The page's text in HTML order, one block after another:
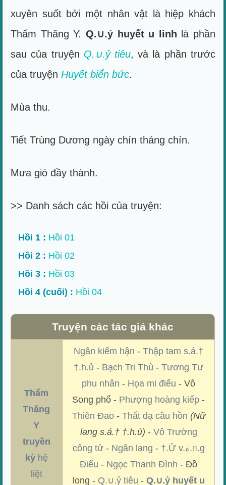
xuyên suốt bởi một nhân vật là hiệp khách
Thẩm Thăng Y. Q.∪.ỷ huyết u linh là phần
sau của truyện Q.∪.ỷ tiêu, và là phần trước
của truyệnHuyết biển bức.
Mùa thu.
Tiết Trùng Dương ngày chín tháng chín.
Mưa gió đầy thành.
>> Danh sách các hồi của truyện:
Hồi 1 : Hồi 01
Hồi 2 : Hồi 02
Hồi 3 : Hồi 03
Hồi 4 (cuối) : Hồi 04
Truyện các tác giả khác
Thẩm
Thăng
Y
truyền
kỳhệ
liệt
Ngân kiếm hận -Thập tam s.á.†
†.h.ủ - Bạch Tri Thù -Tương Tư
phu nhân - Họa mi điểu - Vô
Song phổ - Phượng hoàng kiếp -
Thiên Đao- Thất dạ câu hồn (Nữ
lang s.á.† †.h.ủ) - Vô Trường
công tử- Ngân lang - †.Ử v.ℴ.ᥒ.g
Điểu - Ngọc Thanh Đình - Đồ
long - Q.∪.ỷ tiêu - Q.∪.ỷ huyết u